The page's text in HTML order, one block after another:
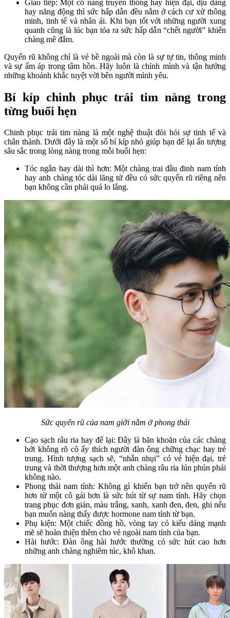
Giao tiếp: Một cô nàng truyền thống hay hiện đại, dịu dàng
hay năng động thì sức hấp dẫn đều nằm ở cách cư xử thông
minh, tinh tế và nhân ái. Khi bạn tốt với những người xung
quanh cũng là lúc bạn tỏa ra sức hấp dẫn “chết người” khiến
chàng mê đắm.
Quyến rũ không chỉ là vẻ bề ngoài mà còn là sự tự tin, thông minh
và sự ấm áp trong tâm hồn. Hãy luôn là chính mình và tận hưởng
những khoảnh khắc tuyệt vời bên người mình yêu.
Bí kíp chinh phục trái tim nàng trong
từng buổi hẹn
Chinh phục trái tim nàng là một nghệ thuật đòi hỏi sự tinh tế và
chân thành. Dưới đây là một số bí kíp nhỏ giúp bạn để lại ấn tượng
sâu sắc trong lòng nàng trong mỗi buổi hẹn:
Tóc ngắn hay dài thì hơn: Một chàng trai đầu đinh nam tính
hay anh chàng tóc dài lãng tử đều có sức quyến rũ riêng nên
bạn không cần phải quá lo lắng.
Sức quyến rũ của nam giới nằm ở phong thái
Cạo sạch râu ria hay để lại: Đây là băn khoăn của các chàng
bởi không rõ cô ấy thích người đàn ông chững chạc hay trẻ
trung. Hình tượng sạch sẽ, “nhẵn nhụi” có vẻ hiện đại, trẻ
trung và thời thượng hơn một anh chàng râu ria lún phún phải
không nào.
Phong thái nam tính: Không gì khiến bạn trở nên quyến rũ
hơn từ một cô gái hơn là sức hút từ sự nam tính. Hãy chọn
trang phục đơn giản, màu trắng, xanh, xanh đen, đen, ghi nếu
bạn muốn nàng thấy được hormone nam tính từ bạn.
Phụ kiện: Một chiếc đồng hồ, vòng tay có kiểu dáng mạnh
mẽ sẽ hoàn thiện thêm cho vẻ ngoài nam tính của bạn.
Hài hước: Đàn ông hài hước thường có sức hút cao hơn
những anh chàng nghiêm túc, khô khan.